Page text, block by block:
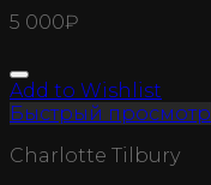
5 000₽
Add to Wishlist
Быстрый просмотр
Charlotte Tilbury